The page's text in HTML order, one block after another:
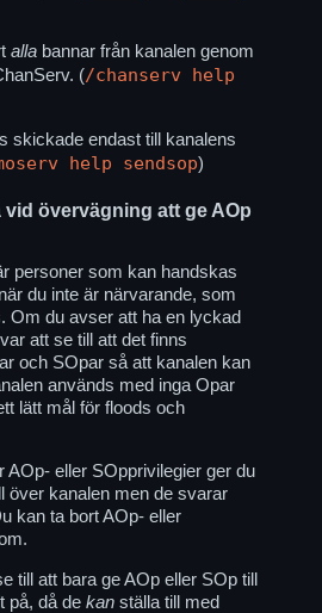
alla bannar från kanalen genom
(/chanserv help
skickade endast till kanalens
help sendsop)
vid övervägning att ge AOp
personer som kan handskas
du inte är närvarande, som
Om du avser att ha en lyckad
att se till att det finns
och SOpar så att kanalen kan
används med inga Opar
lätt mål för floods och
AOp- eller SOpprivilegier ger du
över kanalen men de svarar
kan ta bort AOp- eller
till att bara ge AOp eller SOp till
på, då dekan ställa till med